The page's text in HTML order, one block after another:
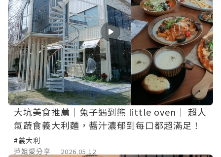
大坑美食推薦｜兔子遇到熊 little oven｜ 超人
氣蔬食義大利麵，醬汁濃郁到每口都超滿足！
#義大利
萍姐愛分享
2026.05.12